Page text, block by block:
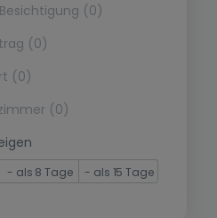
Besichtigung (0)
(0)
(0)
(0)
- als 8 Tage - als 15 Tage